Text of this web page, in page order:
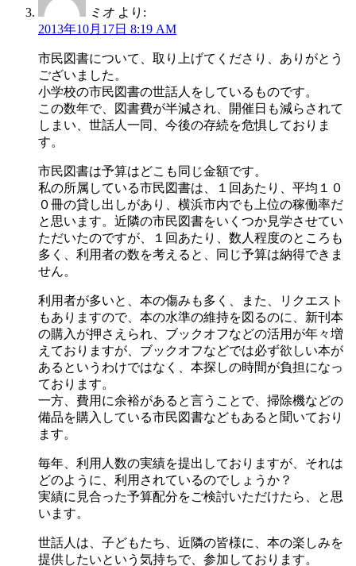
ミオ より:
2013年10月17日 8:19 AM
市民図書について、取り上げてくださり、ありがとう
ございました。
小学校の市民図書の世話人をしているものです。
この数年で、図書費が半減され、開催日も減らされて
しまい、世話人一同、今後の存続を危惧しておりま
す。
市民図書は予算はどこも同じ金額です。
私の所属している市民図書は、１回あたり、平均１０
０冊の貸し出しがあり、横浜市内でも上位の稼働率だ
と思います。近隣の市民図書をいくつか見学させてい
ただいたのですが、１回あたり、数人程度のところも
多く、利用者の数を考えると、同じ予算は納得できま
せん。
利用者が多いと、本の傷みも多く、また、リクエスト
もありますので、本の水準の維持を図るのに、新刊本
の購入が押さえられ、ブックオフなどの活用が年々増
えておりますが、ブックオフなどでは必ず欲しい本が
あるというわけではなく、本探しの時間が負担になっ
ております。
一方、費用に余裕があると言うことで、掃除機などの
備品を購入している市民図書などもあると聞いており
ます。
毎年、利用人数の実績を提出しておりますが、それは
どのように、利用されているのでしょうか？
実績に見合った予算配分をご検討いただけたら、と思
います。
世話人は、子どもたち、近隣の皆様に、本の楽しみを
提供したいという気持ちで、参加しております。